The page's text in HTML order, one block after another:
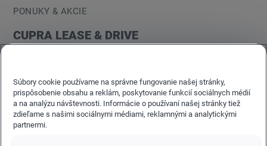
PONUKY & AKCIE
CUPRA LEASE & DRIVE
CUPRA na operatíny leasing CUPRA Lease & Drive
už od 295,67 EUR mesačne bez DPH, navyše bez
akontácie
Súbory cookie používame na správne fungovanie našej stránky,
prispôsobenie obsahu a reklám, poskytovanie funkcií sociálnych médií
a na analýzu návštevnosti. Informácie o používaní našej stránky tiež
zdieľame s našimi sociálnymi médiami, reklamnými a analytickými
partnermi.